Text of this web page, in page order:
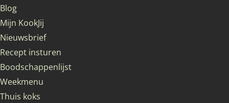
Blog
Mijn KookJij
Nieuwsbrief
Recept insturen
Boodschappenlijst
Weekmenu
Thuis koks